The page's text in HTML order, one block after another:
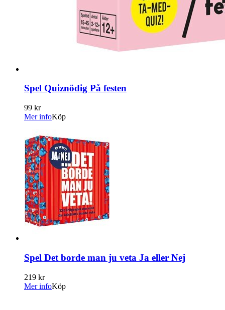
Spel Quiznödig På festen
99 kr
Mer infoKöp
Spel Det borde man ju veta Ja eller Nej
219 kr
Mer infoKöp